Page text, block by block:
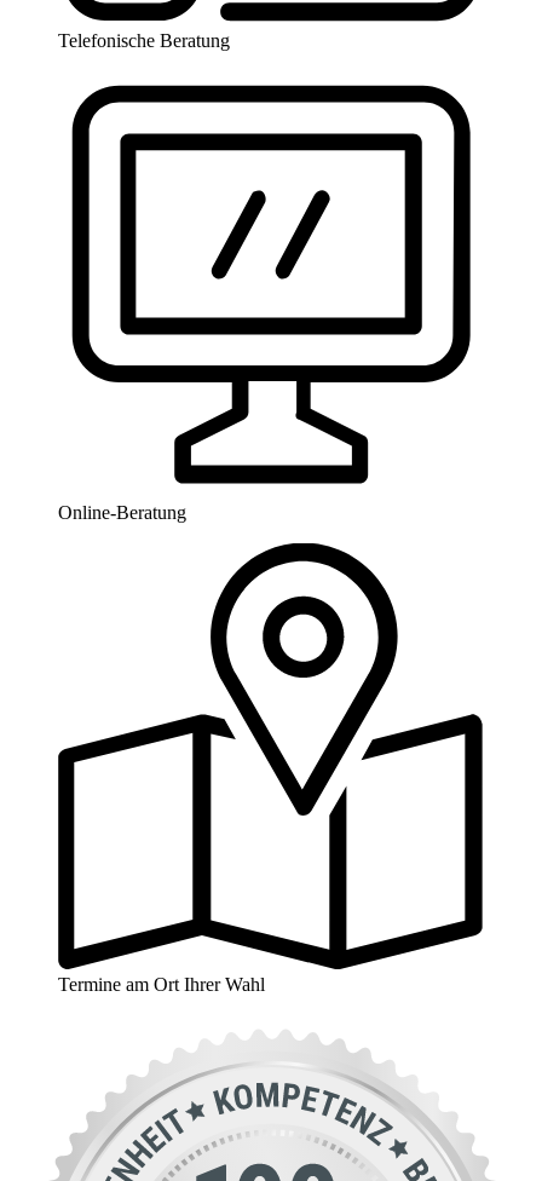
Telefonische Beratung
Online-Beratung
Termine am Ort Ihrer Wahl